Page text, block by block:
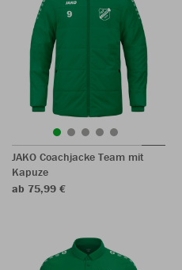
JAKO Coachjacke Team mit
Kapuze
ab 75,99 €